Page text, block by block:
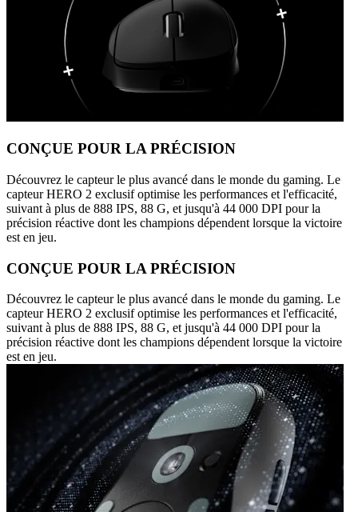
CONÇUE POUR LA PRÉCISION
Découvrez le capteur le plus avancé dans le monde du gaming. Le
capteur HERO 2 exclusif optimise les performances et l'efficacité,
suivant à plus de 888 IPS, 88 G, et jusqu'à 44 000 DPI pour la
précision réactive dont les champions dépendent lorsque la victoire
est en jeu.
CONÇUE POUR LA PRÉCISION
Découvrez le capteur le plus avancé dans le monde du gaming. Le
capteur HERO 2 exclusif optimise les performances et l'efficacité,
suivant à plus de 888 IPS, 88 G, et jusqu'à 44 000 DPI pour la
précision réactive dont les champions dépendent lorsque la victoire
est en jeu.